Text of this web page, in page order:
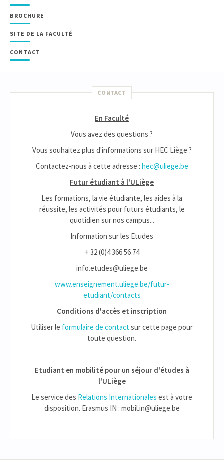
BROCHURE
SITE DE LA FACULTÉ
CONTACT
CONTACT
En Faculté
Vous avez des questions ?
Vous souhaitez plus d'informations sur HEC Liège ?
Contactez-nous à cette adresse : hec@uliege.be
Futur étudiant à l'ULiège
Les formations, la vie étudiante, les aides à la
réussite, les activités pour futurs étudiants, le
quotidien sur nos campus...
Information sur les Etudes
+ 32 (0)4 366 56 74
info.etudes@uliege.be
www.enseignement.uliege.be/futur-
etudiant/contacts
Conditions d'accès et inscription
Utiliser le formulaire de contactsur cette page pour
toute question.
Etudiant en mobilité pour un séjour d'études à
l'ULiège
Le service des Relations Internationales est à votre
disposition. Erasmus IN : mobil.in@uliege.be